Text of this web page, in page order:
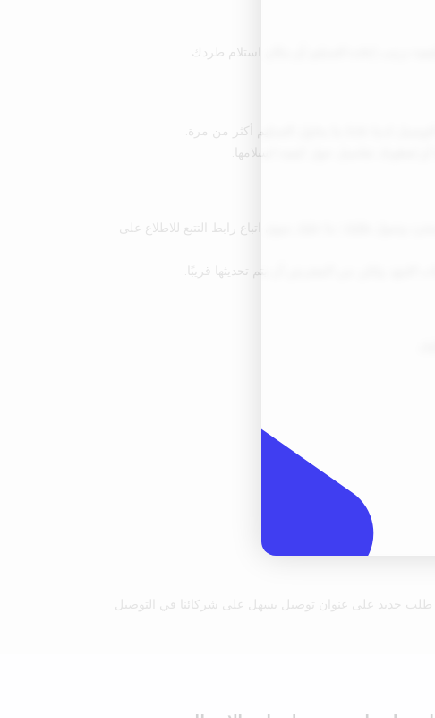
ترتيب إعادة التسليم أو مكان استلام طردك.
لدينا عادةً ما يحاول التسليم أكثر من مرة.
يُعطونك تفاصيل حول كيفية استلامها.
وصول طلبك؛ ما عليك سوى اتباع رابط التتبع للاطلاع على
ولكن من المفترض أن يتم تحديثها قريبًا.
جديد على عنوان توصيل يسهل على شركائنا في التوصيل